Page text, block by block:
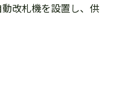
改札機を設置し、供